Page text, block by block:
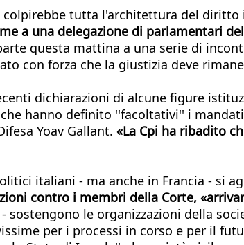
tutta l'architettura del
a una delegazione di parlamentari
questa mattina a una serie di
con forza che la giustizia deve
dichiarazioni di alcune figure
hanno definito ''facoltativi'' i
Yoav Gallant. «La Cpi ha ribadito
italiani - ma anche in Francia - si
contro i membri della Corte,
sostengono le organizzazioni della
per i processi in corso e per il